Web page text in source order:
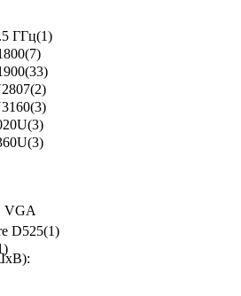
ГГц(1)
(7)
(33)
(2)
(3)
(3)
(3)
D525(1)
VGA